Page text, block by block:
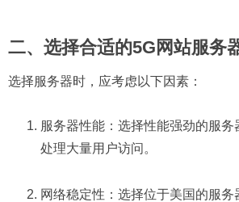
二、选择合适的5G网站服务
选择服务器时，应考虑以下因素：
服务器性能：选择性能强劲的服
处理大量用户访问。
网络稳定性：选择位于美国的服